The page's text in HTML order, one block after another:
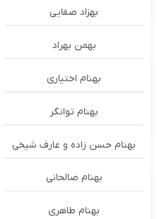
بهزاد صفایی
بهمن بهراد
بهنام اختیاری
بهنام توانگر
بهنام حسن زاده و عارف شیخی
بهنام صالحانی
بهنام طاهری